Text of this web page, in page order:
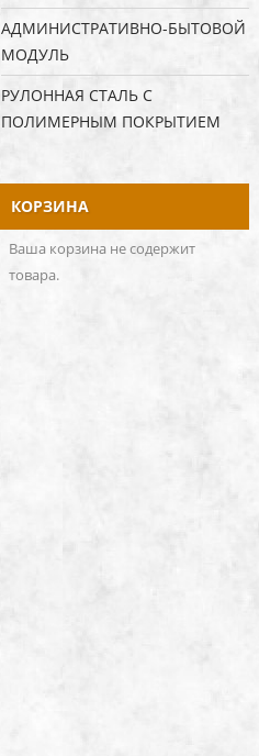
АДМИНИСТРАТИВНО-БЫТОВОЙ
МОДУЛЬ
РУЛОННАЯ СТАЛЬ С
ПОЛИМЕРНЫМ ПОКРЫТИЕМ
КОРЗИНА
Ваша корзина не содержит
товара.